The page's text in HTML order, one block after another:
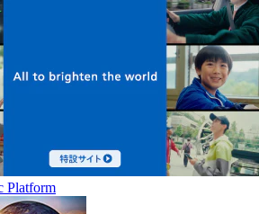
Platform